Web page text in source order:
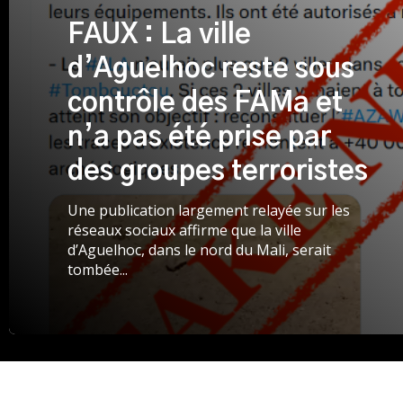
FAUX : La ville
d’Aguelhoc reste sous
contrôle des FAMa et
n’a pas été prise par
des groupes terroristes
Une publication largement relayée sur les
réseaux sociaux affirme que la ville
d’Aguelhoc, dans le nord du Mali, serait
tombée...